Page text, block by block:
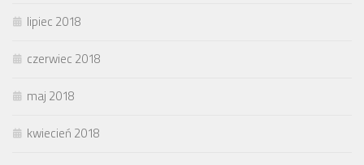
lipiec 2018
czerwiec 2018
maj 2018
kwiecień 2018